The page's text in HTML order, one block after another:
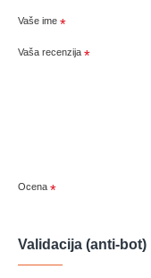
Vaše ime
Vaša recenzija
Ocena
Validacija (anti-bot)